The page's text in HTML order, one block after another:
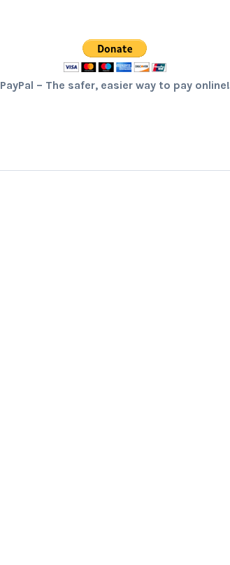
PayPal – The safer, easier way to pay online!